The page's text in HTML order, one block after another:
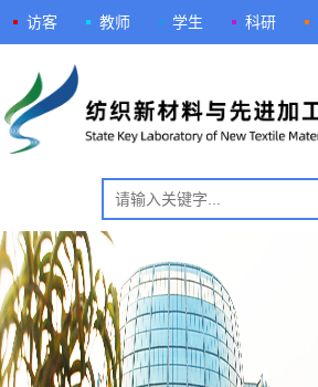
访客 教师 学生 科研